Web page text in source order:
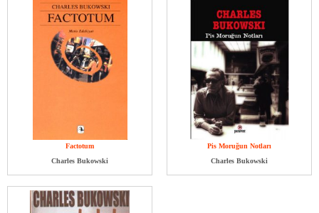
Factotum
Charles Bukowski
Pis Moruğun Notları
Charles Bukowski